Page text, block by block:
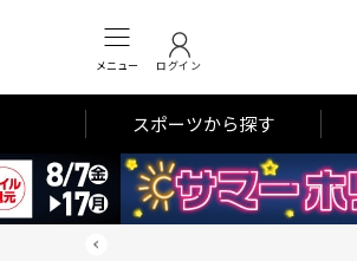
メニュー ログイン
スポーツから探す